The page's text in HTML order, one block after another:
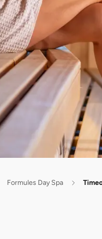
Formules Day Spa